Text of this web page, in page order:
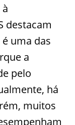
destacam
uma das
a
pelo
há
muitos